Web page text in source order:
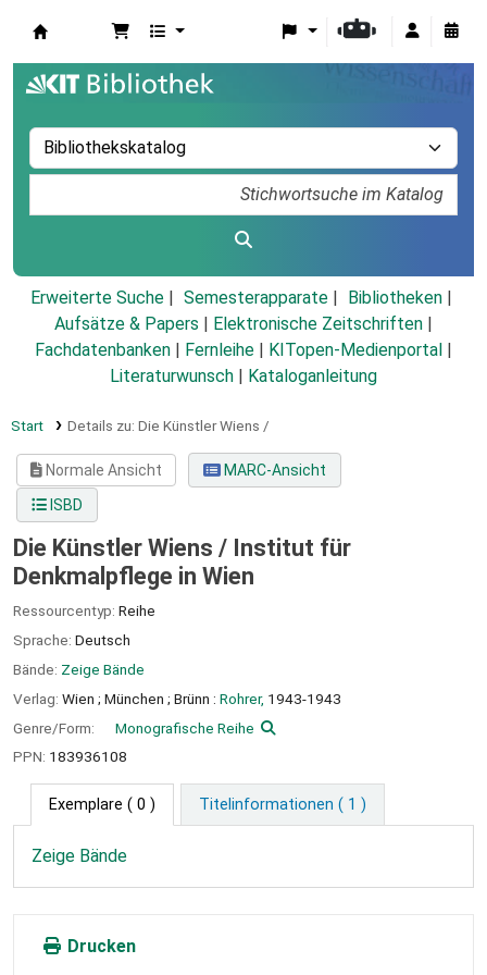
Erweiterte Suche Semesterapparate
Bibliotheken
Aufsätze & Papers
Elektronische Zeitschriften
Fachdatenbanken
Fernleihe KITopen-Medienportal
Literaturwunsch
Kataloganleitung
Start Details zu: Die Künstler Wiens /
Normale Ansicht
MARC-Ansicht
ISBD
Die Künstler Wiens / Institut für
Denkmalpflege in Wien
Ressourcentyp: Reihe
Sprache: Deutsch
Bände: Zeige Bände
Verlag: Wien ; München ; Brünn : Rohrer, 1943-1943
Genre/Form:
Monografische Reihe
PPN: 183936108
Exemplare ( 0 ) Titelinformationen ( 1 )
Zeige Bände
Drucken